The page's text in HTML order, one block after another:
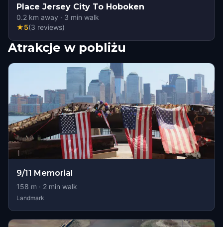
Place Jersey City To Hoboken
0.2 km away · 3 min walk
★5(3 reviews)
Atrakcje w pobliżu
9/11 Memorial
158 m · 2 min walk
Landmark